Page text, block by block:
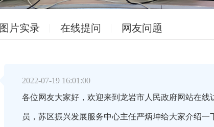
图片实录 在线提问 网友问题
2022-07-19 16:01:00
各位网友大家好，欢迎来到龙岩市人民政府网站在
员，苏区振兴发展服务中心主任严炳坤给大家介绍